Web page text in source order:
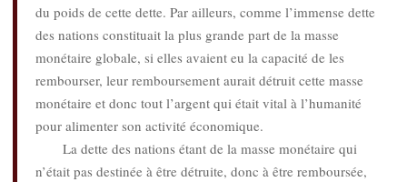
du poids de cette dette. Par ailleurs, comme l’immense dette
des nations constituait la plus grande part de la masse
monétaire globale, si elles avaient eu la capacité de les
rembourser, leur remboursement aurait détruit cette masse
monétaire et donc tout l’argent qui était vital à l’humanité
pour alimenter son activité économique.
La dette des nations étant de la masse monétaire qui
n’était pas destinée à être détruite, donc à être remboursée,